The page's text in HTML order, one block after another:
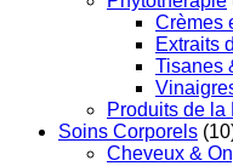
Crèmes
Extraits
Tisanes
Produits de la
Soins Corporels
Cheveux &